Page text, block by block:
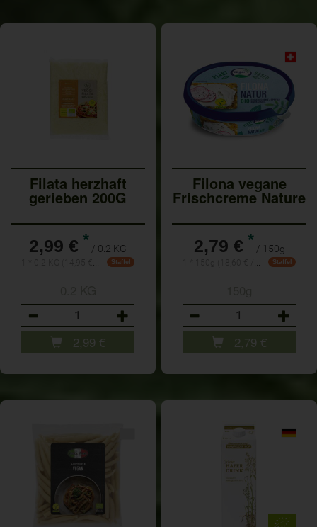
Filata herzhaft
gerieben 200G
2,99 € * / 0.2 KG
Staffel
2,99 €
Filona vegane
Frischcreme Nature
2,79 € * / 150g
Staffel
2,79 €